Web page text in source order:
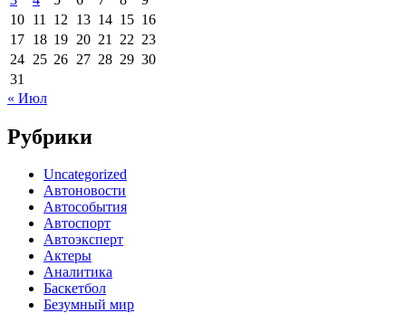
10 11 12 13 14 15 16
17 18 19 20 21 22 23
24 25 26 27 28 29 30
31
« Июл
Рубрики
Uncategorized
Автоновости
Автособытия
Автоспорт
Автоэксперт
Актеры
Аналитика
Баскетбол
Безумный мир